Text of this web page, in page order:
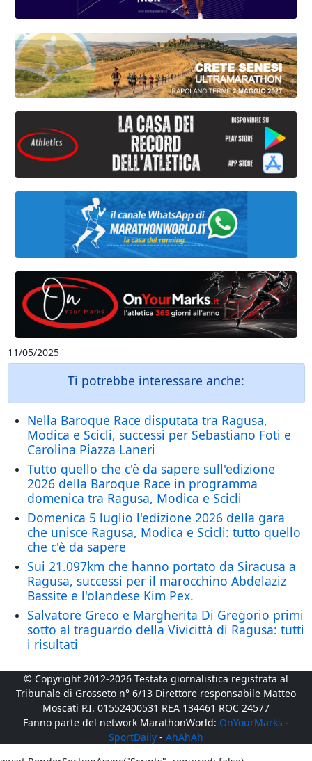
11/05/2025
Ti potrebbe interessare anche:
Nella Baroque Race disputata tra Ragusa,
Modica e Scicli, successi per Sebastiano Foti e
Carolina Piazza Laneri
Tutto quello che c'è da sapere sull'edizione
2026 della Baroque Race in programma
domenica tra Ragusa, Modica e Scicli
Domenica 5 luglio l'edizione 2026 della gara
che unisce Ragusa, Modica e Scicli: tutto quello
che c'è da sapere
Sui 21.097km che hanno portato da Siracusa a
Ragusa, successi per il marocchino Abdelaziz
Bassite e l'olandese Kim Pex.
Salvatore Greco e Margherita Di Gregorio primi
sotto al traguardo della Vivicittà di Ragusa: tutti
i risultati
© Copyright 2012-2026 Testata giornalistica registrata al
Tribunale di Grosseto n° 6/13 Direttore responsabile Matteo
Moscati P.I. 01552400531 REA 134461 ROC 24577
Fanno parte del network MarathonWorld: OnYourMarks -
SportDaily - AhAhAh